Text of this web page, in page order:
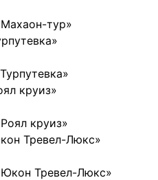
круиз»
Тревел-Люкс»